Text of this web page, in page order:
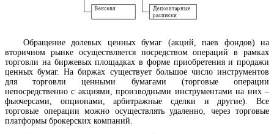
Обращение долевых ценных бумаг (акций, паев фондов) на
вторичном рынке осуществляется посредством операций в рамках
торговли на биржевых площадках в форме приобретения и продажи
ценных бумаг. На биржах существует большое число инструментов
для торговли ценными бумагами (торговые операции
непосредственно с акциями, производными инструментами на них –
фьючерсами, опционами, арбитражные сделки и другие). Все
торговые операции можно осуществлять удаленно, через торговые
платформы брокерских компаний.